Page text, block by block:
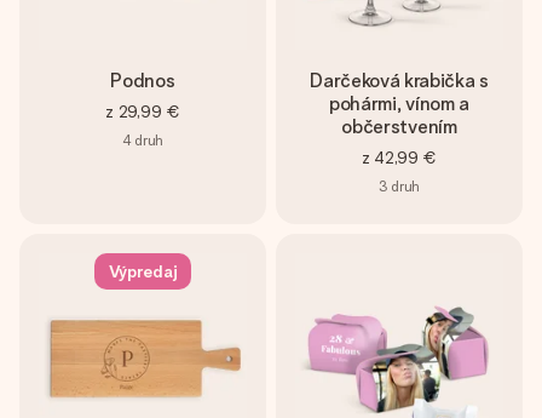
Podnos
z 29,99 €
4 druh
Darčeková krabička s
pohármi, vínom a
občerstvením
z 42,99 €
3 druh
Výpredaj